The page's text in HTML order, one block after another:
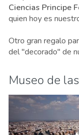
Ciencias Principe
quien hoy es
Otro gran regalo
del "decorado" de
Museo de